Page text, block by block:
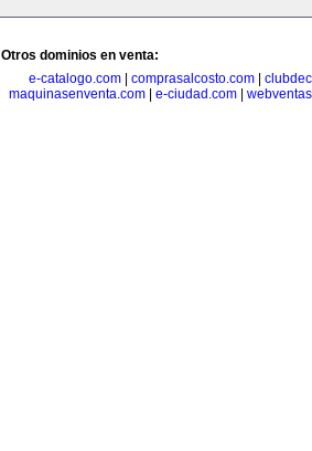
Otros dominios en venta:
e-catalogo.com
comprasalcosto.com
maquinasenventa.com
e-ciudad.com